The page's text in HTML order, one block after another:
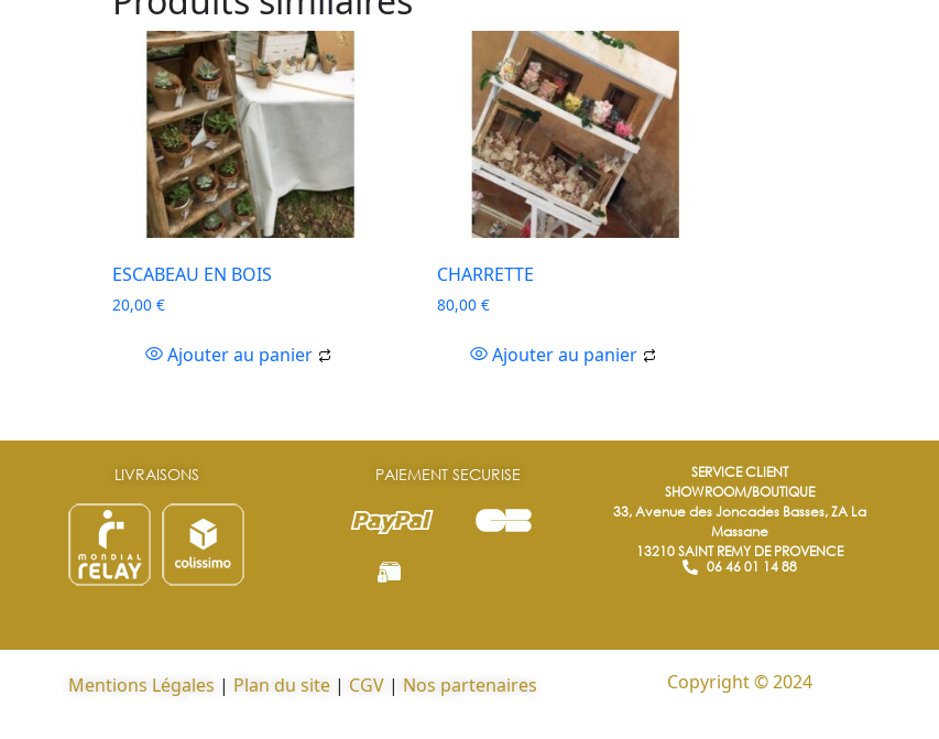
ESCABEAU EN BOIS
20,00 €
Ajouter au panier
CHARRETTE
80,00 €
Ajouter au panier
LIVRAISONS PAIEMENT SECURISE
SERVICE CLIENT
SHOWROOM/BOUTIQUE
33, Avenue des Joncades Basses, ZA La
Massane
13210 SAINT REMY DE PROVENCE
06 46 01 14 88
Mentions Légales | Plan du site| CGV| Nos partenaires Copyright © 2024